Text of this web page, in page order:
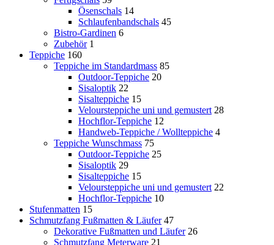
Ösenschals 14
Schlaufenbandschals 45
Bistro-Gardinen 6
Zubehör 1
Teppiche 160
Teppiche im Standardmass 85
Outdoor-Teppiche 20
Sisaloptik 22
Sisalteppiche 15
Veloursteppiche uni und gemustert 28
Hochflor-Teppiche 12
Handweb-Teppiche / Wollteppiche 4
Teppiche Wunschmass 75
Outdoor-Teppiche 25
Sisaloptik 29
Sisalteppiche 15
Veloursteppiche uni und gemustert 22
Hochflor-Teppiche 10
Stufenmatten 15
Schmutzfang Fußmatten & Läufer 47
Dekorative Fußmatten und Läufer 26
Schmutzfang Meterware 21